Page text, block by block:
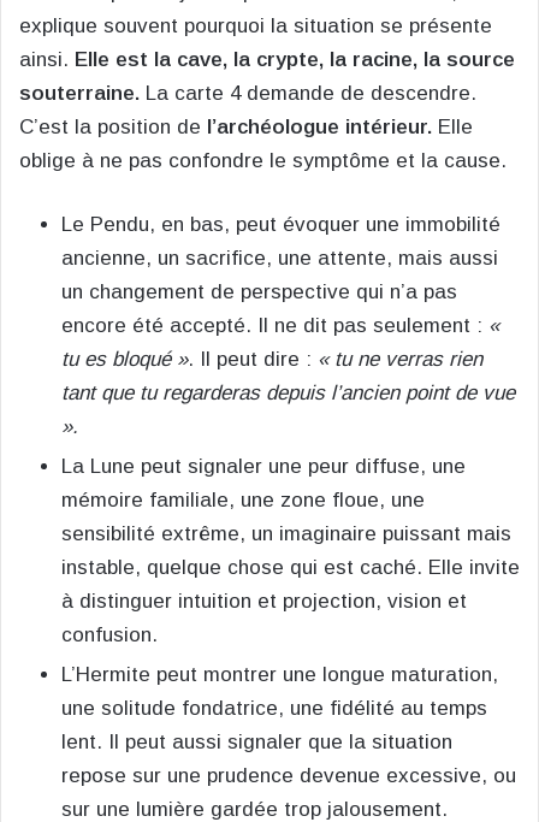
explique souvent pourquoi la situation se présente
ainsi. Elle est la cave, la crypte, la racine, la source
souterraine. La carte 4 demande de descendre.
C’est la position de l’archéologue intérieur. Elle
oblige à ne pas confondre le symptôme et la cause.
Le Pendu, en bas, peut évoquer une immobilité
ancienne, un sacrifice, une attente, mais aussi
un changement de perspective qui n’a pas
encore été accepté. Il ne dit pas seulement : «
tu es bloqué ». Il peut dire : « tu ne verras rien
tant que tu regarderas depuis l’ancien point de vue
».
La Lune peut signaler une peur diffuse, une
mémoire familiale, une zone floue, une
sensibilité extrême, un imaginaire puissant mais
instable, quelque chose qui est caché. Elle invite
à distinguer intuition et projection, vision et
confusion.
L’Hermite peut montrer une longue maturation,
une solitude fondatrice, une fidélité au temps
lent. Il peut aussi signaler que la situation
repose sur une prudence devenue excessive, ou
sur une lumière gardée trop jalousement.